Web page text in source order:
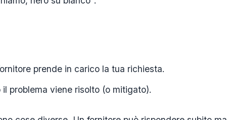
prende in carico la tua richiesta.
problema viene risolto (o mitigato).